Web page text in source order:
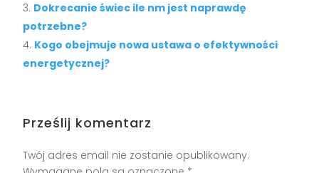
Dokrecanie świec ile nm jest naprawdę
potrzebne?
Kogo obejmuje nowa ustawa o efektywności
energetycznej?
Prześlij komentarz
Twój adres email nie zostanie opublikowany.